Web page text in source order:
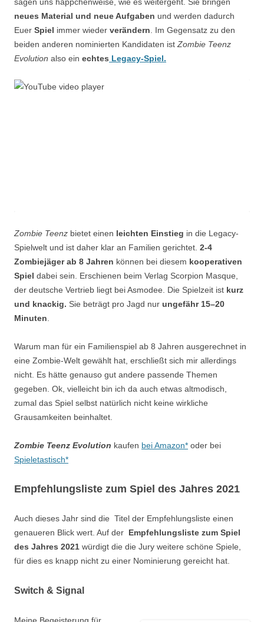
sagen uns häppchenweise, wie es weitergeht. Sie bringen
neues Material und neue Aufgaben und werden dadurch
Euer Spiel immer wieder verändern. Im Gegensatz zu den
beiden anderen nominierten Kandidaten istZombie Teenz
Evolution also ein echtes Legacy-Spiel.
Zombie Teenz bietet einen leichten Einstieg in die Legacy-
Spielwelt und ist daher klar an Familien gerichtet. 2-4
Zombiejägerab 8 Jahren können bei diesem kooperativen
Spiel dabei sein. Erschienen beim Verlag Scorpion Masque,
der deutsche Vertrieb liegt beiAsmodee. Die Spielzeit ist kurz
und knackig. Sie beträgt pro Jagd nur ungefähr 15–20
Minuten.
Warum man für ein Familienspiel ab 8 Jahren ausgerechnet in
eine Zombie-Welt gewählt hat, erschließt sich mir allerdings
nicht. Es hätte genauso gut andere passende Themen
gegeben. Ok, vielleicht bin ich da auch etwas altmodisch,
zumal das Spiel selbst natürlich nicht keine wirkliche
Grausamkeiten beinhaltet.
Zombie Teenz Evolution kaufen bei Amazon* oder bei
Spieletastisch*
Empfehlungsliste zum Spiel des Jahres 2021
Auch dieses Jahr sind die Titel der Empfehlungsliste einen
genaueren Blick wert. Auf der Empfehlungsliste zum Spiel
des Jahres 2021 würdigt die die Jury weitere schöne Spiele,
für dies es knapp nicht zu einer Nominierung gereicht hat.
Switch & Signal